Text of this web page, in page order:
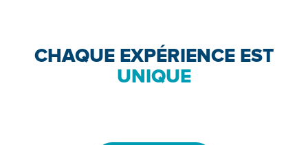
CHAQUE EXPÉRIENCE EST
UNIQUE